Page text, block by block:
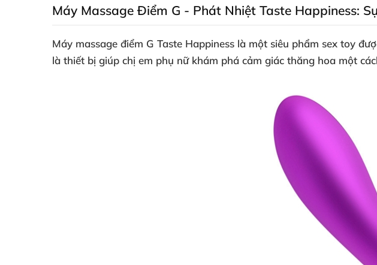
Máy Massage Điểm G - Phát Nhiệt Taste Happiness:
Máy massage điểm G Taste Happiness là một siêu phẩm sex toy
là thiết bị giúp chị em phụ nữ khám phá cảm giác thăng hoa một